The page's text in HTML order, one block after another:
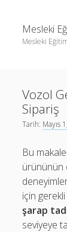
Mesleki
Mesleki
Liste
Sayfa Listesi
Twitter Gizli
Igtv Yorum
Sayfa
Threads
Twitter
Vozol
Sipariş
Tarih: Mayıs
Bu
ürününün
için
şarap
seviyeye